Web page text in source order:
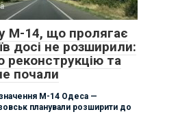
М-14, що пролягає
досі не розширили:
реконструкцію та
почали
М-14 Одеса —
планували розширити до